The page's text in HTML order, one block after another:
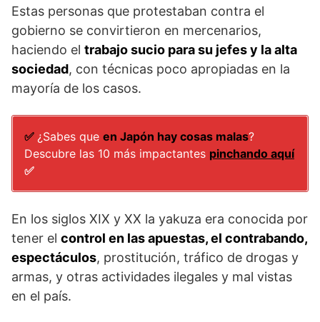
Estas personas que protestaban contra el
gobierno se convirtieron en mercenarios,
haciendo el trabajo sucio para su jefes y la alta
sociedad, con técnicas poco apropiadas en la
mayoría de los casos.
✅ ¿Sabes que en Japón hay cosas malas?
Descubre las 10 más impactantes pinchando aquí
✅
En los siglos XIX y XX la yakuza era conocida por
tener el control en las apuestas, el contrabando,
espectáculos, prostitución, tráfico de drogas y
armas, y otras actividades ilegales y mal vistas
en el país.